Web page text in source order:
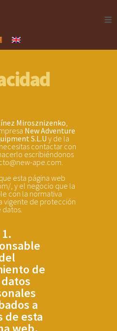
Mirosznizenko,
New Adventure
S.L.Uy de la
contactar con
escribiéndonos
ape.com.
esta página web
, y el negocio que la
con la normativa
vigente de protección
datos.
1.
de
a
de esta